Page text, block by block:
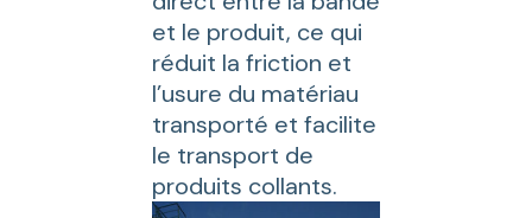
et le produit, ce qui
réduit la friction et
l’usure du matériau
transporté et facilite
le transport de
produits collants.